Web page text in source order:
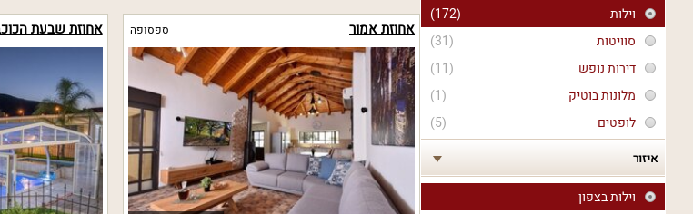
(172)
וילות
(31)
סוויטות
(11)
דירות נופש
(1)
מלונות בוטיק
(5)
לופטים
איזור
וילות בצפון
אחוזת אמור ספסופה אחוזת שבעת